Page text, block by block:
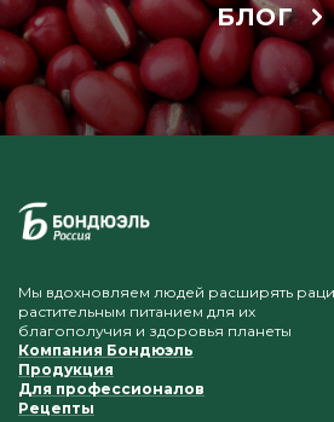
БЛОГ
Мы вдохновляем людей расширять
растительным питанием для их
благополучия и здоровья планеты
Компания Бондюэль
Продукция
Для профессионалов
Рецепты